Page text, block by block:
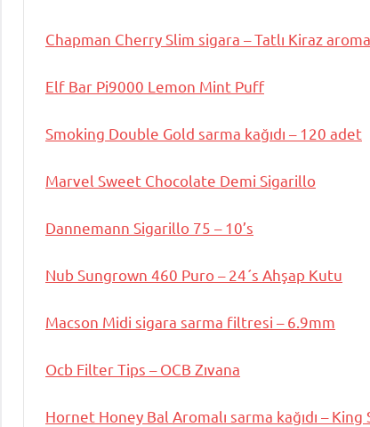
Chapman Cherry Slim sigara – Tatlı Kiraz
Elf Bar Pi9000 Lemon Mint Puff
Smoking Double Gold sarma kağıdı – 120 adet
Marvel Sweet Chocolate Demi Sigarillo
Dannemann Sigarillo 75 – 10’s
Nub Sungrown 460 Puro – 24´s Ahşap Kutu
Macson Midi sigara sarma filtresi – 6.9mm
Ocb Filter Tips – OCB Zıvana
Hornet Honey Bal Aromalı sarma kağıdı – King